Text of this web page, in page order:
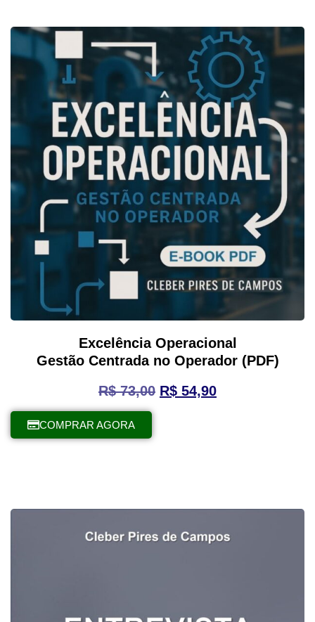
Excelência Operacional
Gestão Centrada no Operador (PDF)
R$73,00 R$ 54,90
COMPRAR AGORA